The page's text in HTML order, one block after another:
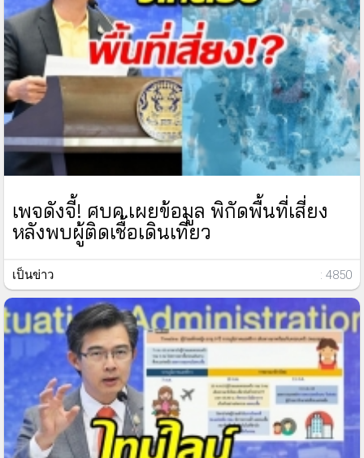
เพจดังจี้! ศบค.เผยข้อมูล พิกัดพื้นที่เสี่ยง
หลังพบผู้ติดเชื้อเดินเที่ยว
เป็นข่าว : 4850